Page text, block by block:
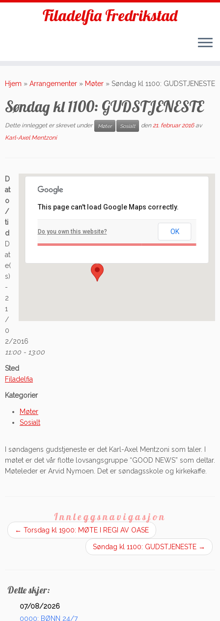
to
Filadelfia Fredrikstad
Hjem » Arrangementer » Møter » Søndag kl 1100: GUDSTJENESTE
Søndag kl 1100: GUDSTJENESTE
Dette innlegget er skrevet under Møter Sosialt den21. februar 2016 av
Karl-Axel Mentzoni
Arrangement
This page can't load Google Maps correctly.
Do you own this website? OK
D
at
o
/
ti
d
D
at
e(
s)
-
2
1
/
0
2/2016
11:00 - 13:00
Sted
Filadelfia
Kategorier
Møter
Sosialt
I søndagens gudstjeneste er det Karl-Axel Mentzoni som taler. I
møtet er det vår flotte lovsangsgruppe “GOOD NEWS” som deltar.
Møteleder er Arvid Nymoen. Det er søndagsskole og kirkekaffe.
Innleggsnavigasjon
← Torsdag kl 1900: MØTE I REGI AV OASE
Søndag kl 1100: GUDSTJENESTE →
Dette skjer:
07/08/2026
0000: BØNN 24/7